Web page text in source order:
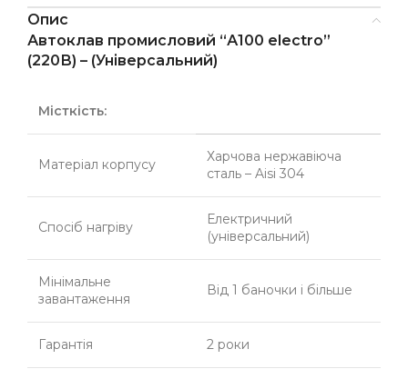
Опис
Автоклав промисловий “А100 electro”
(220В) – (Універсальний)
Матеріал корпусу
Харчова нержавіюча
сталь – Aisi 304
Спосіб нагріву
Електричний
(універсальний)
Мінімальне
завантаження
Від 1 баночки і більше
Гарантія 2 роки
Місткість: